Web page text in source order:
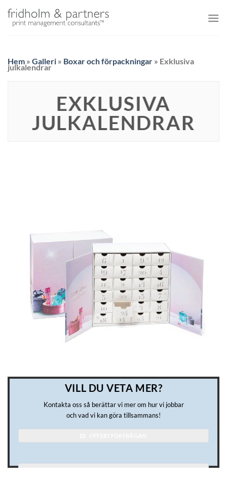
Hem » Galleri » Boxar och förpackningar » Exklusiva
julkalendrar
EXKLUSIVA
JULKALENDRAR
VILL DU VETA MER?
Kontakta oss så berättar vi mer om hur vi jobbar
och vad vi kan göra tillsammans!